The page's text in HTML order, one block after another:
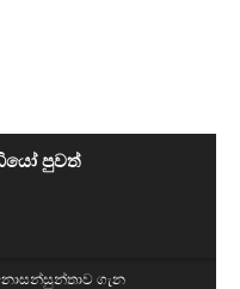
පුවත්
ගැන